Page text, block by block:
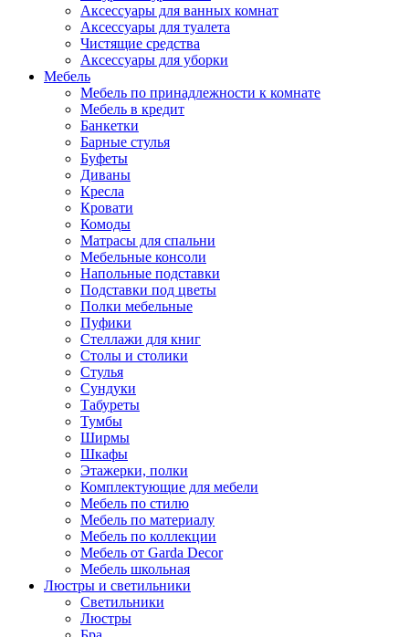
Аксессуары для ванных комнат
Аксессуары для туалета
Чистящие средства
Аксессуары для уборки
Мебель
Мебель по принадлежности к комнате
Мебель в кредит
Банкетки
Барные стулья
Буфеты
Диваны
Кресла
Кровати
Комоды
Матрасы для спальни
Мебельные консоли
Напольные подставки
Подставки под цветы
Полки мебельные
Пуфики
Стеллажи для книг
Столы и столики
Стулья
Сундуки
Табуреты
Тумбы
Ширмы
Шкафы
Этажерки, полки
Комплектующие для мебели
Мебель по стилю
Мебель по материалу
Мебель по коллекции
Мебель от Garda Decor
Мебель школьная
Люстры и светильники
Светильники
Люстры